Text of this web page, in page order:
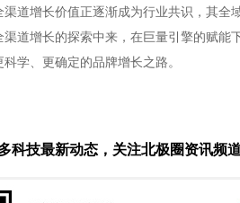
道增长价值正逐渐成为行业共识，其全
道增长的探索中来，在巨量引擎的赋能
学、更确定的品牌增长之路。
科技最新动态，关注北极圈资讯频